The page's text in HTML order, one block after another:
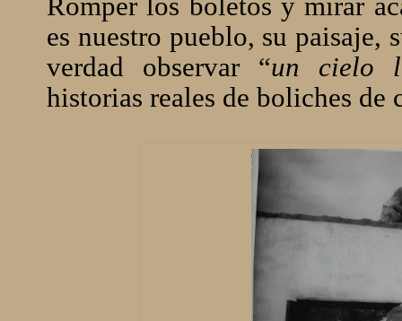
Romper los boletos y mirar
es nuestro pueblo, su paisaje,
verdad observar “un cielo
historias reales de boliches de